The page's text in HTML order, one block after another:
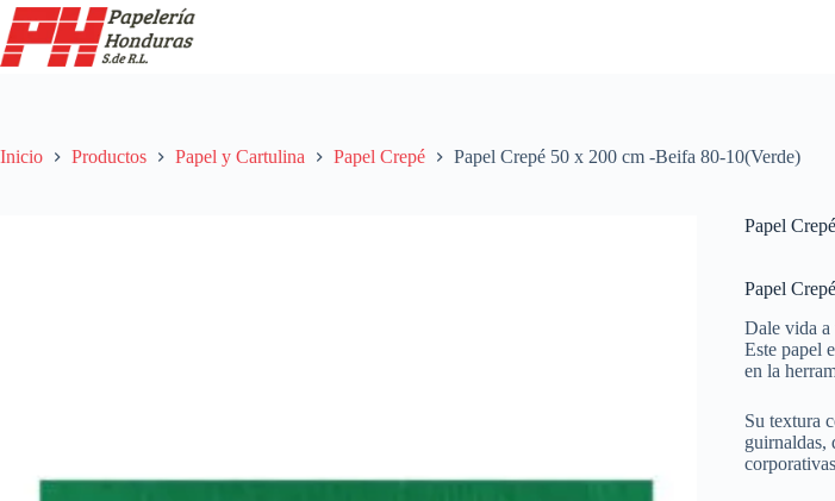
Saltar
al
contenido
Inicio Productos Papel y Cartulina Papel Crepé Papel Crepé 50 x 200 cm -Beifa 80-10(Verde)
Papel
Papel
Dale vida a
Este papel
en la
Su textura
guirnaldas,